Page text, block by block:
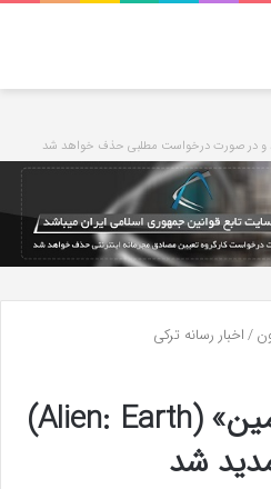
و در صورت درخواست مطلبی حذف خواهد شد
/اخبار رسانه ترکی
سریال «بیگانه: زمین» (Alien: Earth)
شد